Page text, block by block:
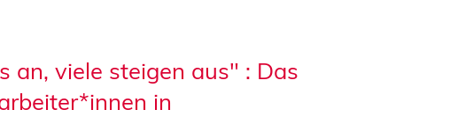
an, viele steigen aus" : Das
in